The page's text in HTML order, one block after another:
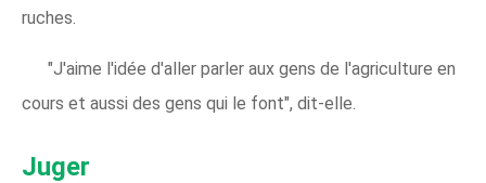
ruches.
"J'aime l'idée d'aller parler aux gens de l'agriculture en
cours et aussi des gens qui le font", dit-elle.
Juger